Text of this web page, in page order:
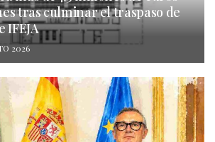
tras culminar el traspaso de
IFEJA
2026